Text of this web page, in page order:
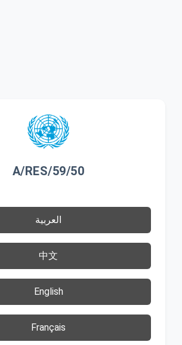
A/RES/59/50
العربية
中文
English
Français